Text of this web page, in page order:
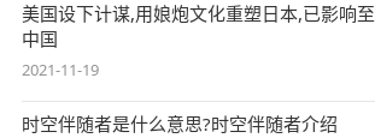
美国设下计谋,用娘炮文化重塑日本,已影响至
中国
2021-11-19
时空伴随者是什么意思?时空伴随者介绍